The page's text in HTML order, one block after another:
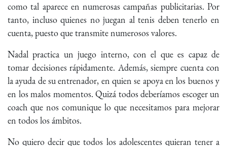
como tal aparece en numerosas campañas publicitarias. Por
tanto, incluso quienes no juegan al tenis deben tenerlo en
cuenta, puesto que transmite numerosos valores.
Nadal practica un juego interno, con el que es capaz de
tomar decisiones rápidamente. Además, siempre cuenta con
la ayuda de su entrenador, en quien se apoya en los buenos y
en los malos momentos. Quizá todos deberíamos escoger un
coach que nos comunique lo que necesitamos para mejorar
en todos los ámbitos.
No quiero decir que todos los adolescentes quieran tener a